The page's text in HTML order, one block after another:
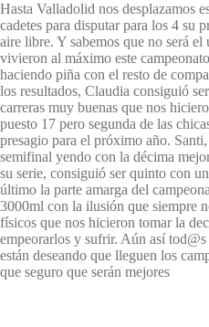
Hasta Valladolid nos desplazamos
cadetes para disputar para los 4 su
aire libre. Y sabemos que no será
vivieron al máximo este
haciendo piña con el resto de
los resultados, Claudia consiguió
carreras muy buenas que nos
puesto 17 pero segunda de las
presagio para el próximo año.
semifinal yendo con la décima
su serie, consiguió ser quinto con
último la parte amarga del
3000ml con la ilusión que siempre
físicos que nos hicieron tomar la
empeorarlos y sufrir. Aún así
están deseando que lleguen los
que seguro que serán mejores